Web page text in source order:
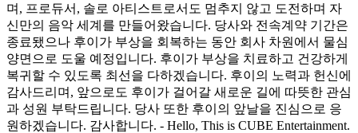
며, 프로듀서, 솔로 아티스트로서도 멈추지 않고 도전하며 자
신만의 음악 세계를 만들어왔습니다. 당사와 전속계약 기간은
종료됐으나 후이가 부상을 회복하는 동안 회사 차원에서 물심
양면으로 도울 예정입니다. 후이가 부상을 치료하고 건강하게
복귀할 수 있도록 최선을 다하겠습니다. 후이의 노력과 헌신에
감사드리며, 앞으로도 후이가 걸어갈 새로운 길에 따뜻한 관심
과 성원 부탁드립니다. 당사 또한 후이의 앞날을 진심으로 응
원하겠습니다. 감사합니다. - Hello, This is CUBE Entertainment.